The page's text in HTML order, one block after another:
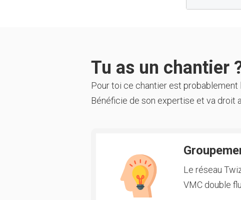
Tu as un chantier
Pour toi ce chantier est probablement
Bénéficie de son expertise et va droit
Le réseau
VMC double